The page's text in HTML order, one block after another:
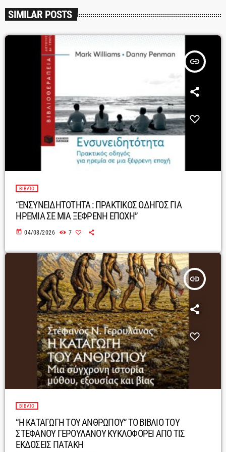
SIMILAR POSTS
insert_link
ΒΙΒΛΊΟ
“ΕΝΣΥΝΕΙΔΗΤΟΤΗΤΑ : ΠΡΑΚΤΙΚΟΣ ΟΔΗΓΟΣ ΓΙΑ
ΗΡΕΜΙΑ ΣΕ ΜΙΑ ΞΕΦΡΕΝΗ ΕΠΟΧΗ”
today 04/08/2026 7
insert_link
ΒΙΒΛΊΟ
“Η ΚΑΤΑΓΩΓΗ ΤΟΥ ΑΝΘΡΩΠΟΥ” ΤΟ ΒΙΒΛΙΟ ΤΟΥ
ΣΤΕΦΑΝΟΥ ΓΕΡΟΥΛΑΝΟΥ ΚΥΚΛΟΦΟΡΕΙ ΑΠΟ ΤΙΣ
ΕΚΔΟΣΕΙΣ ΠΑΤΑΚΗ